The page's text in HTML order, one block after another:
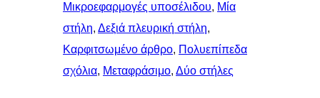
Μικροεφαρμογές υποσέλιδου, Μία
στήλη, Δεξιά πλευρική στήλη
Καρφιτσωμένo άρθρo, Πολυεπίπεδα
σχόλια, Μεταφράσιμο, Δύο στήλες